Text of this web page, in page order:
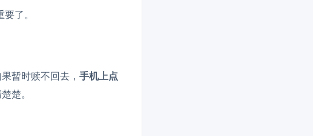
了。
暂时赎不回去， 手机上点
楚。